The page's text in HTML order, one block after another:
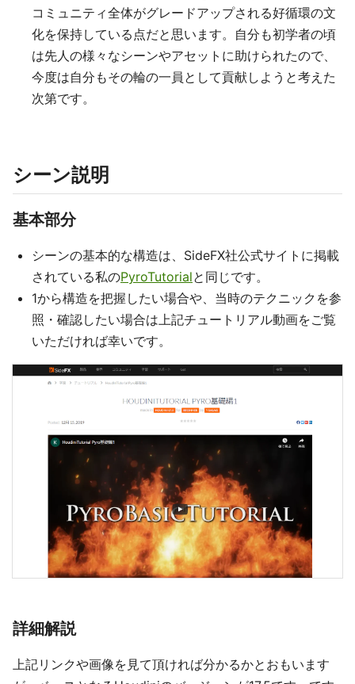
コミュニティ全体がグレードアップされる好循環の文
化を保持している点だと思います。自分も初学者の頃
は先人の様々なシーンやアセットに助けられたので、
今度は自分もその輪の一員として貢献しようと考えた
次第です。
シーン説明
基本部分
シーンの基本的な構造は、SideFX社公式サイトに掲載
されている私のPyroTutorialと同じです。
1から構造を把握したい場合や、当時のテクニックを参
照・確認したい場合は上記チュートリアル動画をご覧
いただければ幸いです。
詳細解説
上記リンクや画像を見て頂ければ分かるかとおもいます